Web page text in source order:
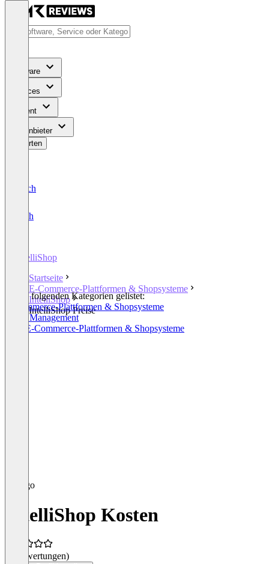
Software
Services
Content
Für Anbieter
Bewerten
Deutsch
English
IntelliShop
Startseite
E-Commerce-Plattformen & Shopsysteme
IntelliShop
IntelliShop Preise
In den folgenden Kategorien gelistet:
E-Commerce-Plattformen & Shopsysteme
Order Management
B2B E-Commerce-Plattformen & Shopsysteme
IntelliShop Kosten
(0 Bewertungen)